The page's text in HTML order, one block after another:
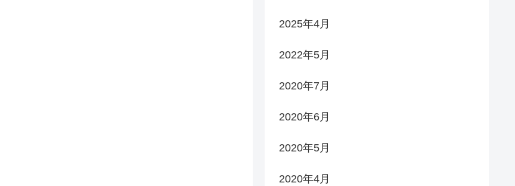
2025年4月
2022年5月
2020年7月
2020年6月
2020年5月
2020年4月